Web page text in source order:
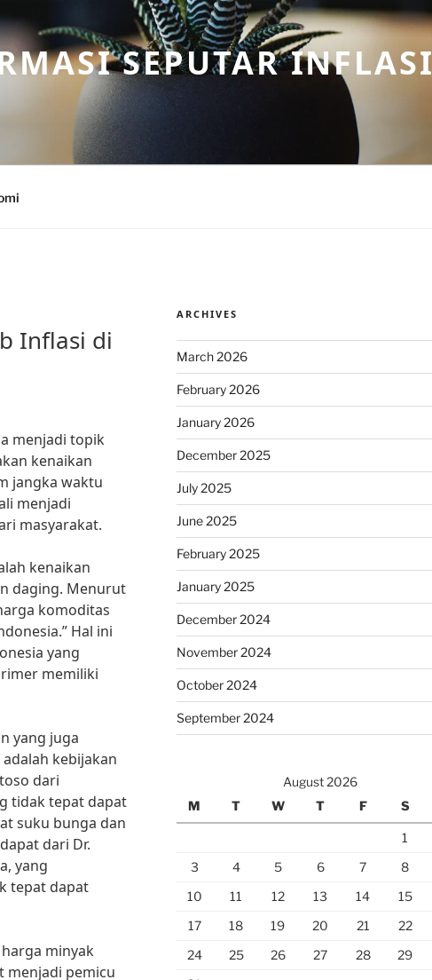
SEPUTAR INFLASI
Inflasi di
menjadi topik
kenaikan
jangka waktu
menjadi
masyarakat.
kenaikan
daging. Menurut
komoditas
Hal ini
yang
memiliki
yang juga
kebijakan
dari
tidak tepat dapat
suku bunga dan
dari Dr.
yang
tepat dapat
minyak
menjadi pemicu
ARCHIVES
March 2026
February 2026
January 2026
December 2025
July 2025
June 2025
February 2025
January 2025
December 2024
November 2024
October 2024
September 2024
August 2026
M
T W T F S
1
3
4 5 6 7 8
10
11 12 13 14 15
17
18 19 20 21 22
24
25 26 27 28 29